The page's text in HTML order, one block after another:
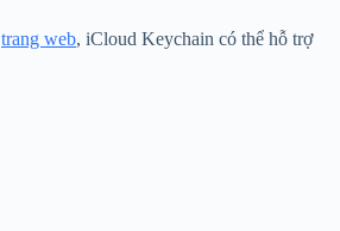
trang web, iCloud Keychain có thể hỗ trợ